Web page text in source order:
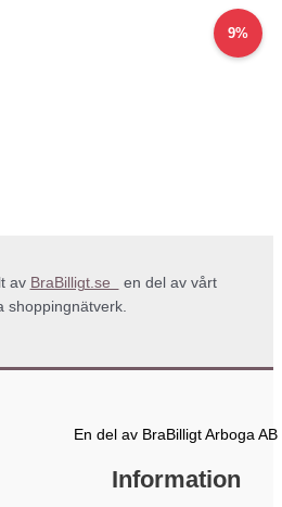
9%
av BraBilligt.se
en del av vårt
shoppingnätverk.
En del av BraBilligt Arboga AB
Information